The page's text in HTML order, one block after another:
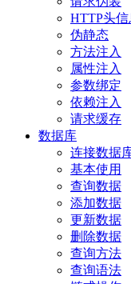
HTTP头信
伪静态
方法注入
属性注入
参数绑定
依赖注入
请求缓存
数据库
连接数据
基本使用
查询数据
添加数据
更新数据
删除数据
查询方法
查询语法